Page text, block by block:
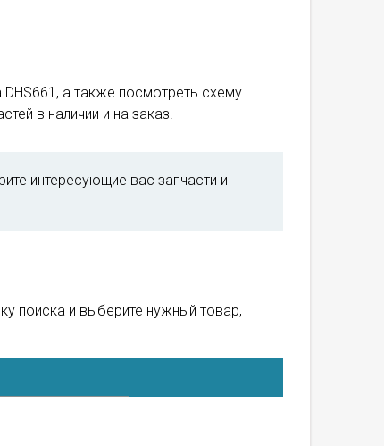
DHS661, а также посмотреть схему
в наличии и на заказ!
интересующие вас запчасти и
поиска и выберите нужный товар,